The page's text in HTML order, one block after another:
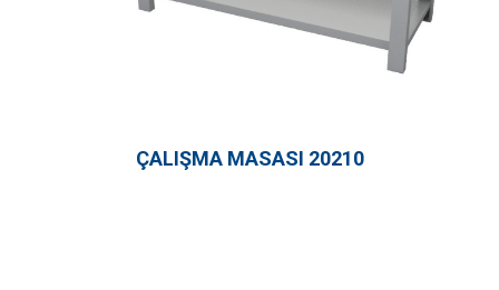
ÇALIŞMA MASASI 20210